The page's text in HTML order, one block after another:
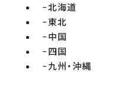
北海道
東北
中国
四国
九州・沖縄